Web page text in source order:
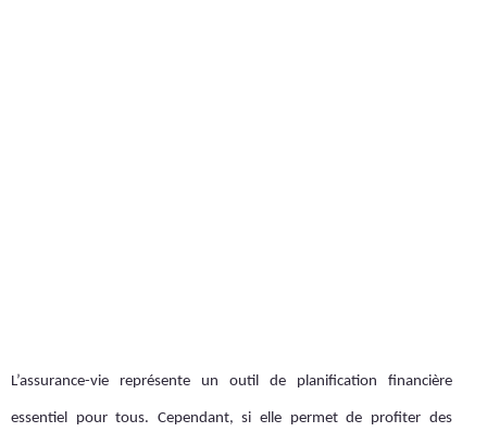
L’assurance-vie représente un outil de planification financière
essentiel pour tous. Cependant, si elle permet de profiter des